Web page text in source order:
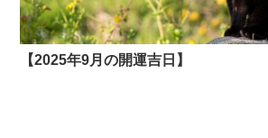
【2025年9月の開運吉日】